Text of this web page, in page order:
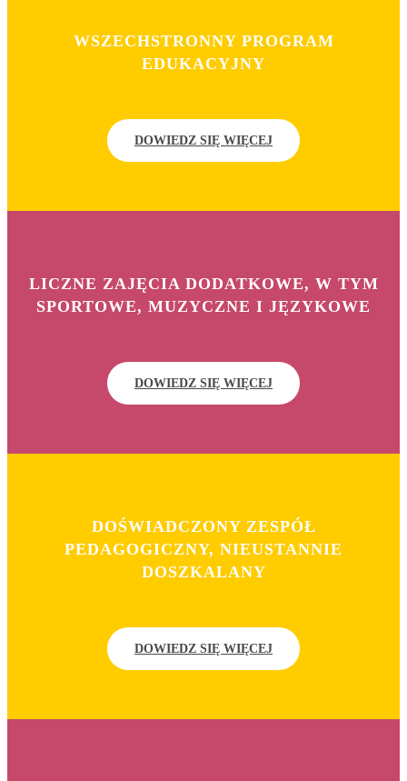
WSZECHSTRONNY PROGRAM
EDUKACYJNY
DOWIEDZ SIĘ WIĘCEJ
LICZNE ZAJĘCIA DODATKOWE, W TYM
SPORTOWE, MUZYCZNE I JĘZYKOWE
DOWIEDZ SIĘ WIĘCEJ
DOŚWIADCZONY ZESPÓŁ
PEDAGOGICZNY, NIEUSTANNIE
DOSZKALANY
DOWIEDZ SIĘ WIĘCEJ